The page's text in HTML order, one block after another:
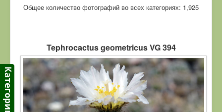
Магазин
Ссылки
Контакты
Общее количество фотографий во всех категориях: 1,925
Tephrocactus geometricus VG 394